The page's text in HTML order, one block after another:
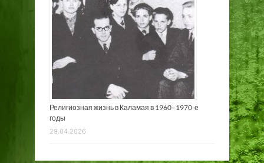
Религиозная жизнь в Каламая в 1960–1970-е
годы
29.04.2026